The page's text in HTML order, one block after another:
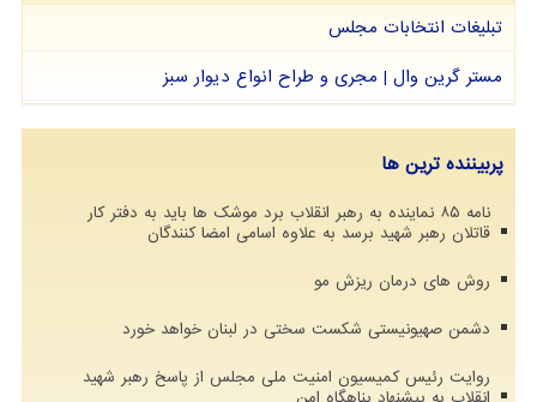
تبلیغات انتخابات مجلس
مستر گرین وال | مجری و طراح انواع دیوار سبز
پربیننده ترین ها
نامه ۸۵ نماینده به رهبر انقلاب برد موشک ها باید به دفتر کار
قاتلان رهبر شهید برسد به علاوه اسامی امضا کنندگان
روش های درمان ریزش مو
دشمن صهیونیستی شکست سختی در لبنان خواهد خورد
روایت رئیس کمیسیون امنیت ملی مجلس از پاسخ رهبر شهید